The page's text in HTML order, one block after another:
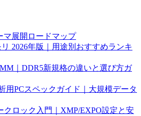
マ展開ロードマップ
2026年版｜用途別おすすめランキ
｜DDR5新規格の違いと選び方ガ
用PCスペックガイド｜大規模データ
クロック入門｜XMP/EXPO設定と安